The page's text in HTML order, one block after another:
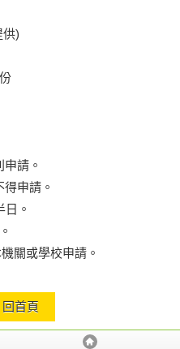
供)
請。
申請。
。
關或學校申請。
回首頁